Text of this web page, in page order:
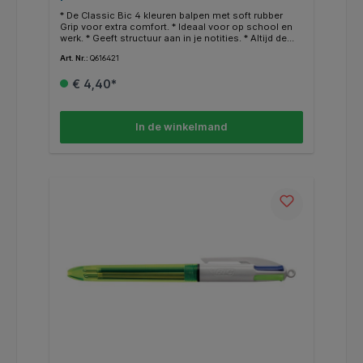
* De Classic Bic 4 kleuren balpen met soft rubber
Grip voor extra comfort. * Ideaal voor op school en
werk. * Geeft structuur aan in je notities. * Altijd de
Art. Nr.: Q616421
€ 4,40*
In de winkelmand